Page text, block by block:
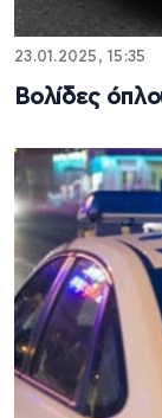
23.01.2025, 15:35
Βολίδες